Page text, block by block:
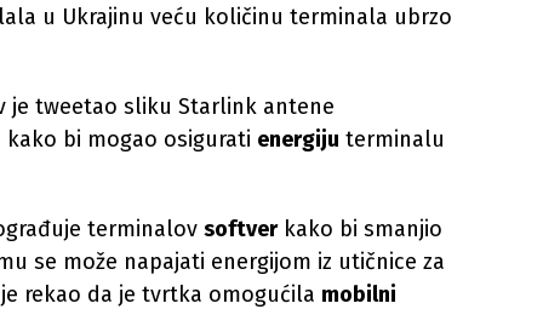
u Ukrajinu veću količinu terminala ubrzo
je tweetao sliku Starlink antene
bi mogao osigurati energiju terminalu
terminalov softverkako bi smanjio
se može napajati energijom iz utičnice za
rekao da je tvrtka omogućila mobilni